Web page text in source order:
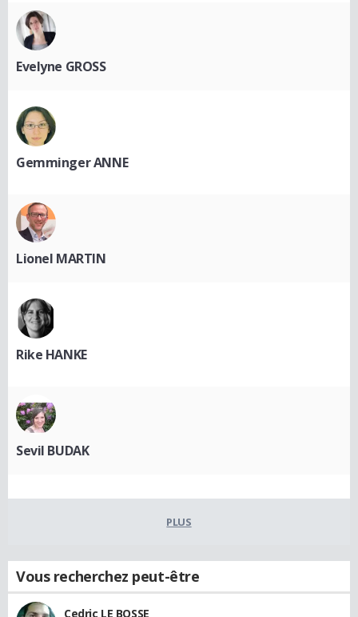
Evelyne GROSS
Gemminger ANNE
Lionel MARTIN
Rike HANKE
Sevil BUDAK
PLUS
Vous recherchez peut-être
Cedric LE BOSSE